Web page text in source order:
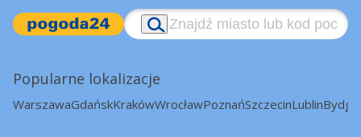
Popularne lokalizacje
WarszawaGdańskKrakówWrocławPoznańSzczecinLublin